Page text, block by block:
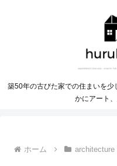
築50年の古びた家での住まいを
かにアート
ホーム